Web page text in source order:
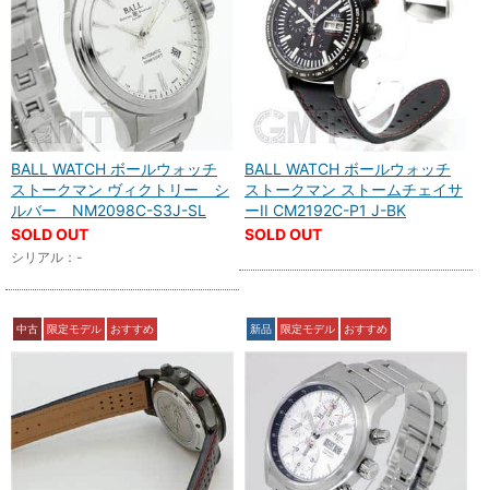
BALL WATCH ボールウォッチ
ストークマン ヴィクトリー シ
ルバー NM2098C-S3J-SL
SOLD OUT
シリアル：-
BALL WATCH ボールウォッチ
ストークマン ストームチェイサ
ーII CM2192C-P1 J-BK
SOLD OUT
中古 限定モデル おすすめ 新品 限定モデル おすすめ